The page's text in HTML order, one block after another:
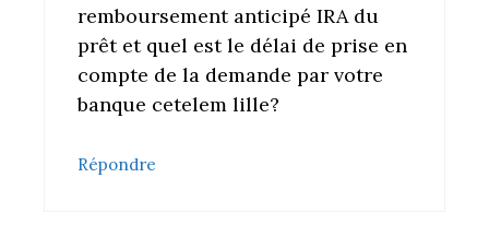
remboursement anticipé IRA du
prêt et quel est le délai de prise en
compte de la demande par votre
banque cetelem lille?
Répondre